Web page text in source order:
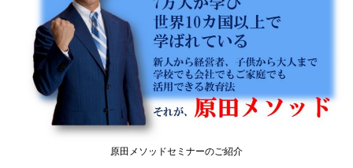
原田メソッドセミナーのご紹介